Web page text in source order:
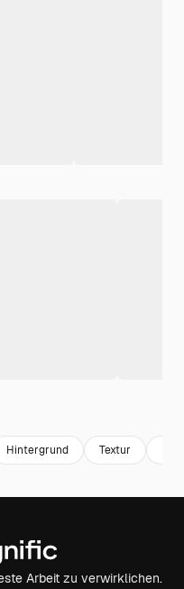
Hintergrund Textur
Arbeit zu verwirklichen.